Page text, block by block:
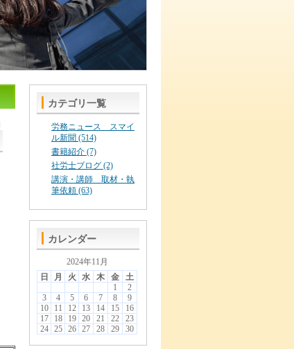
カテゴリ一覧
労務ニュース スマイ
ル新聞 (514)
書籍紹介 (7)
社労士ブログ (2)
講演・講師 取材・執
筆依頼 (63)
カレンダー
2024年11月
日
月 火 水 木 金
土
1
2
3
4 5 6 7 8
9
10
11 12 13 14 15
16
17
18 19 20 21 22
23
24
25 26 27 28 29 30